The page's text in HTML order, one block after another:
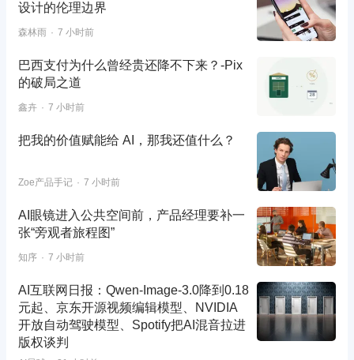
设计的伦理边界
森林雨 7 小时前
巴西支付为什么曾经贵还降不下来？-Pix
的破局之道
鑫卉 7 小时前
把我的价值赋能给 AI，那我还值什么？
Zoe产品手记 7 小时前
AI眼镜进入公共空间前，产品经理要补一
张“旁观者旅程图”
知序 7 小时前
AI互联网日报：Qwen-Image-3.0降到0.18
元起、京东开源视频编辑模型、NVIDIA
开放自动驾驶模型、Spotify把AI混音拉进
版权谈判